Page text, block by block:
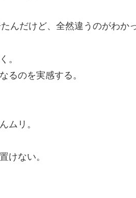
んだけど、全然違うのがわかっ
。
るのを実感する。
ムリ。
けない。